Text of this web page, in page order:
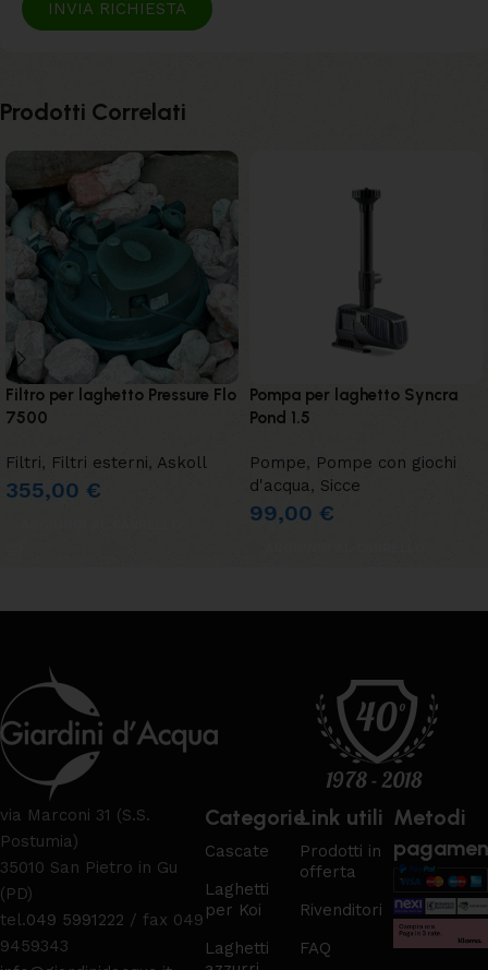
INVIA RICHIESTA
Prodotti Correlati
Filtro per laghetto Pressure Flo
7500
Filtri, Filtri esterni, Askoll
355,00 €
Pompa per laghetto Syncra
Pond 1.5
Pompe, Pompe con giochi
d'acqua, Sicce
99,00 €
via Marconi 31 (S.S.
Postumia)
35010 San Pietro in Gu
(PD)
tel.049 5991222 / fax 049
9459343
Categorie
Cascate
Laghetti
per Koi
Laghetti
Link utili
Prodotti in
offerta
Rivenditori
FAQ
Metodi